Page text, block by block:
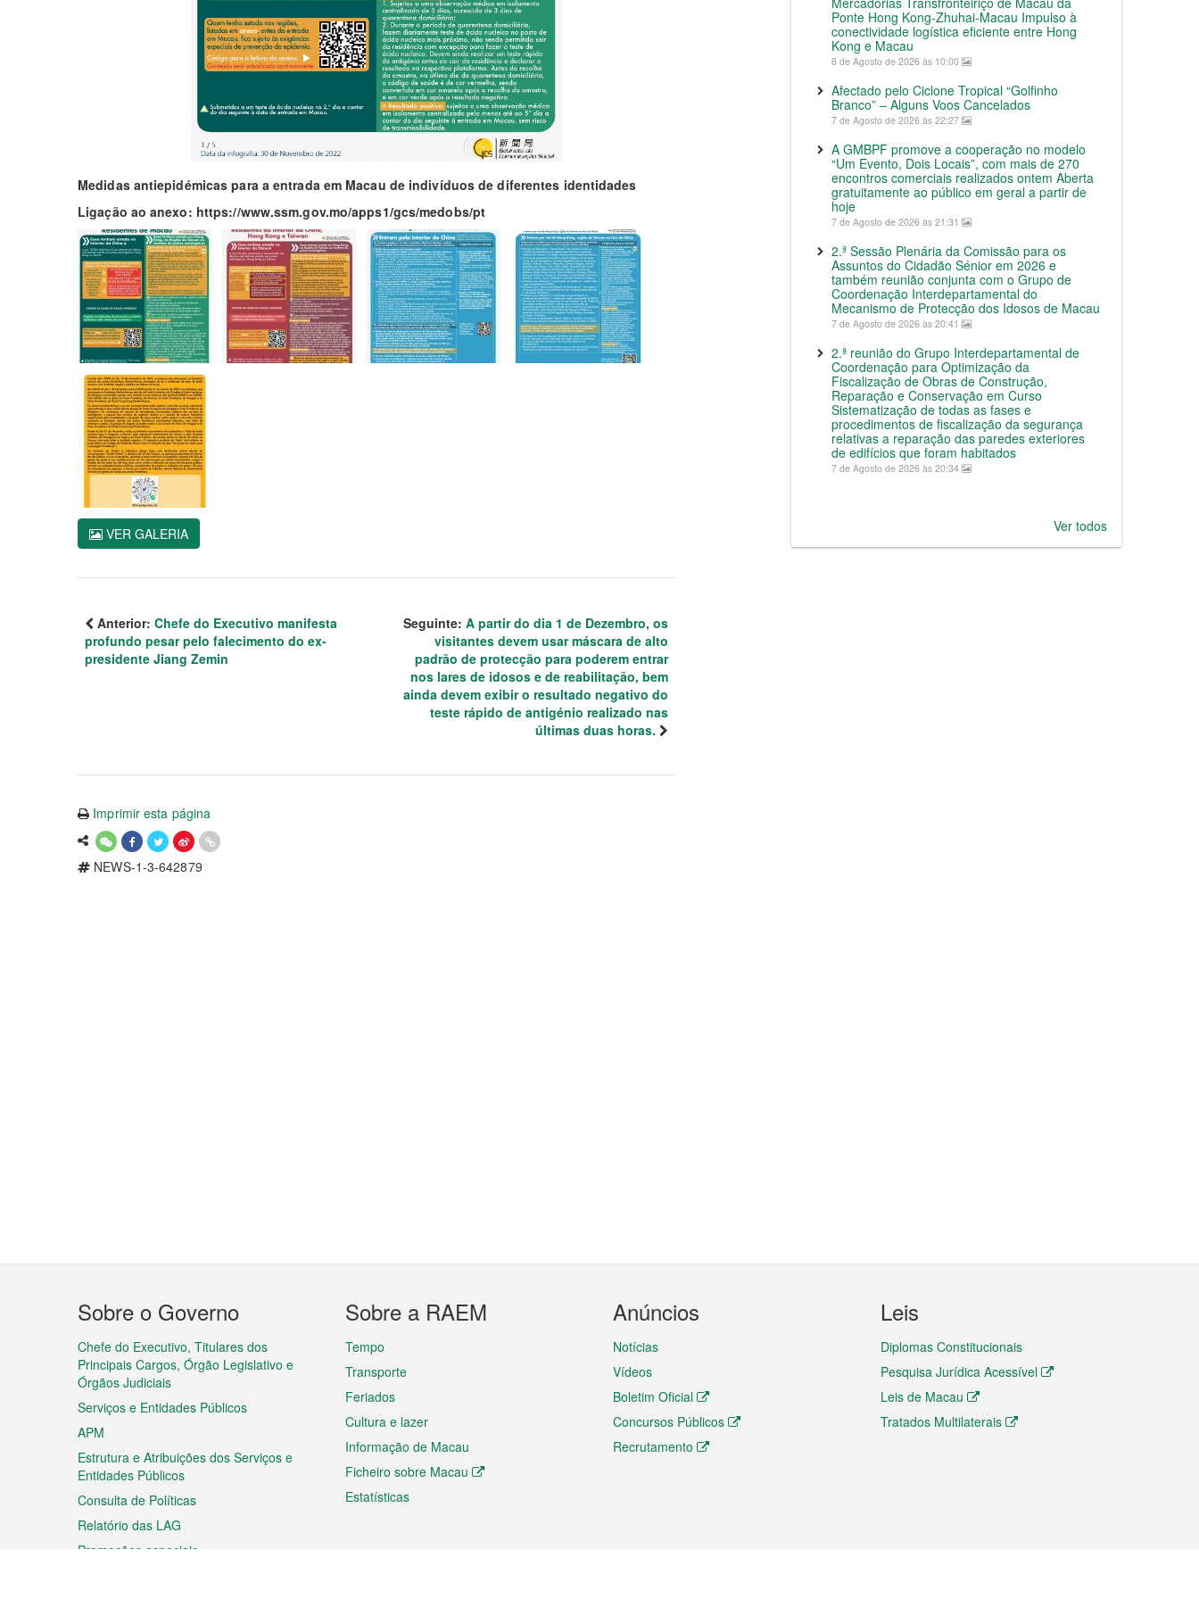
Medidas antiepidémicas para a entrada em Macau de indivíduos de diferentes identidades
Ligação ao anexo: https://www.ssm.gov.mo/apps1/gcs/medobs/pt
VER GALERIA
Anterior: Chefe do Executivo manifesta
profundo pesar pelo falecimento do ex-
presidente Jiang Zemin
Seguinte: A partir do dia 1 de Dezembro, os
visitantes devem usar máscara de alto
padrão de protecção para poderem entrar
nos lares de idosos e de reabilitação, bem
ainda devem exibir o resultado negativo do
teste rápido de antigénio realizado nas
últimas duas horas.
Imprimir esta página
NEWS-1-3-642879
Ponte Hong Kong-Zhuhai-Macau Impulso à
conectividade logística eficiente entre Hong
Kong e Macau
8 de Agosto de 2026 às 10:00
Afectado pelo Ciclone Tropical “Golfinho
Branco” – Alguns Voos Cancelados
7 de Agosto de 2026 às 22:27
A GMBPF promove a cooperação no modelo
“Um Evento, Dois Locais”, com mais de 270
encontros comerciais realizados ontem Aberta
gratuitamente ao público em geral a partir de
hoje
7 de Agosto de 2026 às 21:31
2.ª Sessão Plenária da Comissão para os
Assuntos do Cidadão Sénior em 2026 e
também reunião conjunta com o Grupo de
Coordenação Interdepartamental do
Mecanismo de Protecção dos Idosos de Macau
7 de Agosto de 2026 às 20:41
2.ª reunião do Grupo Interdepartamental de
Coordenação para Optimização da
Fiscalização de Obras de Construção,
Reparação e Conservação em Curso
Sistematização de todas as fases e
procedimentos de fiscalização da segurança
relativas a reparação das paredes exteriores
de edifícios que foram habitados
7 de Agosto de 2026 às 20:34
Ver todos
Menu
do
rodapé
Sobre o Governo
Chefe do Executivo, Titulares dos
Principais Cargos, Órgão Legislativo e
Órgãos Judiciais
Serviços e Entidades Públicos
APM
Estrutura e Atribuições dos Serviços e
Entidades Públicos
Consulta de Políticas
Relatório das LAG
Promoções especiais
Sobre a RAEM
Tempo
Transporte
Feriados
Cultura e lazer
Informação de Macau
Ficheiro sobre Macau
Estatísticas
Anúncios
Notícias
Vídeos
Boletim Oficial
Concursos Públicos
Recrutamento
Leis
Diplomas Constitucionais
Pesquisa Jurídica Acessível
Leis de Macau
Tratados Multilaterais